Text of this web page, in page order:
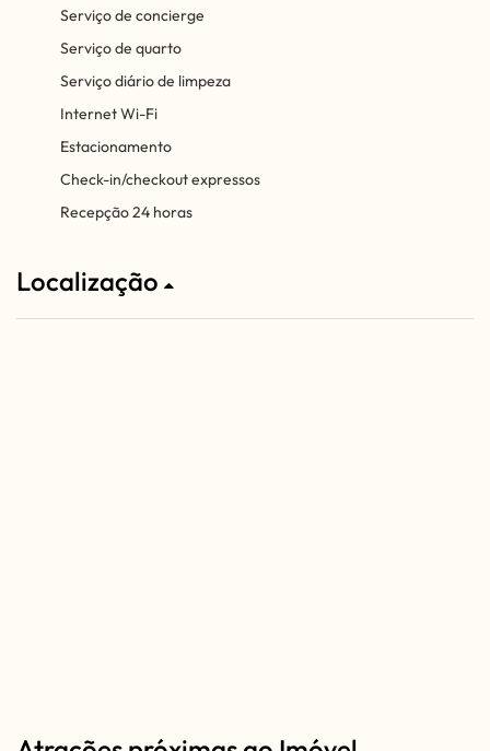
Serviço de concierge
Serviço de quarto
Serviço diário de limpeza
Internet Wi-Fi
Estacionamento
Check-in/checkout expressos
Recepção 24 horas
Localização